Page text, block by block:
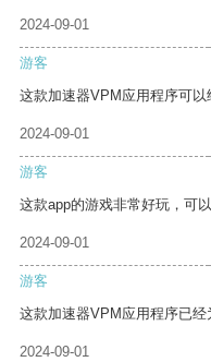
2024-09-01
游客
这款加速器VPM应用程序可以
2024-09-01
游客
这款app的游戏非常好玩，可
2024-09-01
游客
这款加速器VPM应用程序已经
2024-09-01